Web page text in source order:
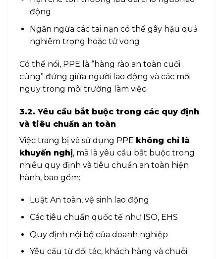
động
Ngăn ngừa các tai nạn có thể gây hậu quả
nghiêm trọng hoặc tử vong
Có thể nói, PPE là “hàng rào an toàn cuối
cùng” đứng giữa người lao động và các mối
nguy trong môi trường làm việc.
3.2. Yêu cầu bắt buộc trong các quy định
và tiêu chuẩn an toàn
Việc trang bị và sử dụng PPE không chỉ là
khuyến nghị, mà là yêu cầu bắt buộc trong
nhiều quy định và tiêu chuẩn an toàn hiện
hành, bao gồm:
Luật An toàn, vệ sinh lao động
Các tiêu chuẩn quốc tế như ISO, EHS
Quy định nội bộ của doanh nghiệp
Yêu cầu từ đối tác, khách hàng và chuỗi